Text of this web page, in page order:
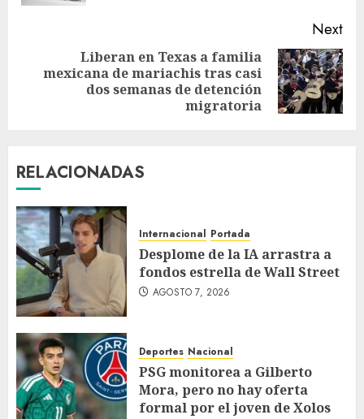
Next
Liberan en Texas a familia
mexicana de mariachis tras casi
dos semanas de detención
migratoria
RELACIONADAS
Internacional Portada
Desplome de la IA arrastra a
fondos estrella de Wall Street
AGOSTO 7, 2026
Deportes Nacional
PSG monitorea a Gilberto
Mora, pero no hay oferta
formal por el joven de Xolos